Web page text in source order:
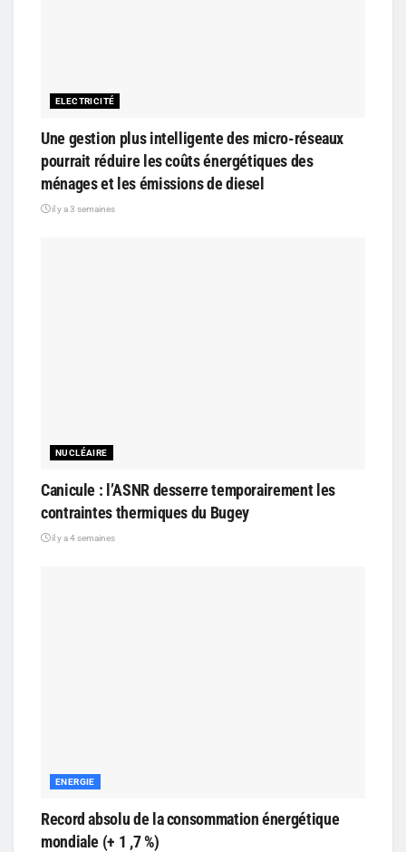
ELECTRICITÉ
Une gestion plus intelligente des micro-réseaux
pourrait réduire les coûts énergétiques des
ménages et les émissions de diesel
il y a 3 semaines
NUCLÉAIRE
Canicule : l’ASNR desserre temporairement les
contraintes thermiques du Bugey
il y a 4 semaines
ENERGIE
Record absolu de la consommation énergétique
mondiale (+ 1 ,7 %)